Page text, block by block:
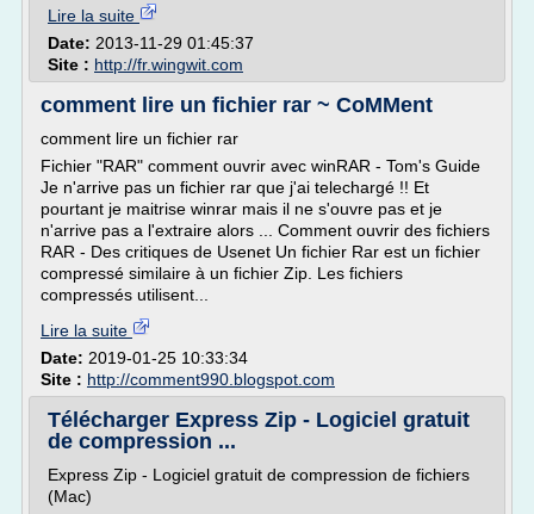
Lire la suite
Date: 2013-11-29 01:45:37
Site : http://fr.wingwit.com
comment lire un fichier rar ~ CoMMent
comment lire un fichier rar
Fichier "RAR" comment ouvrir avec winRAR - Tom's Guide
Je n'arrive pas un fichier rar que j'ai telechargé !! Et
pourtant je maitrise winrar mais il ne s'ouvre pas et je
n'arrive pas a l'extraire alors ... Comment ouvrir des fichiers
RAR - Des critiques de Usenet Un fichier Rar est un fichier
compressé similaire à un fichier Zip. Les fichiers
compressés utilisent...
Lire la suite
Date: 2019-01-25 10:33:34
Site : http://comment990.blogspot.com
Télécharger Express Zip - Logiciel gratuit
de compression ...
Express Zip - Logiciel gratuit de compression de fichiers
(Mac)